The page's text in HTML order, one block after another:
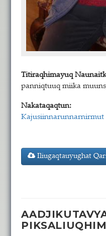
Titiraqhimayuq
panniqtuuq miika
Nakataqaqtun:
Kajusiinnarunnarnirmut
Iliugaqtauyughat